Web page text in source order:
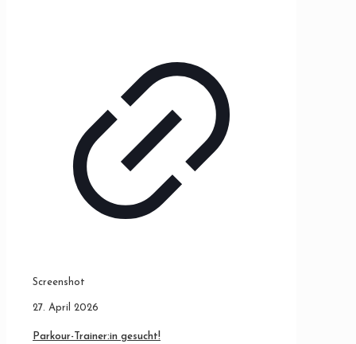
Screenshot
27. April 2026
Parkour-Trainer:in gesucht!